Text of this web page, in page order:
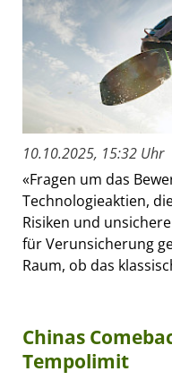
10.10.2025, 15:32 Uhr
«Fragen um das
Technologieaktien,
Risiken und
für Verunsicherung
Raum, ob das
Chinas
Tempolimit